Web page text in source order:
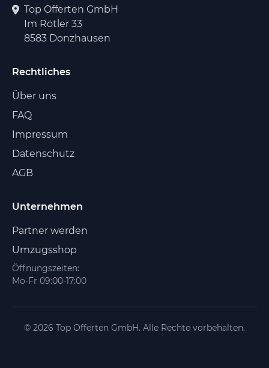
Top Offerten GmbH
Im Rötler 33
8583 Donzhausen
Rechtliches
Über uns
FAQ
Impressum
Datenschutz
AGB
Unternehmen
Partner werden
Umzugsshop
Öffnungszeiten:
Mo-Fr 09:00-17:00
© 2026 Top Offerten GmbH. Alle Rechte vorbehalten.